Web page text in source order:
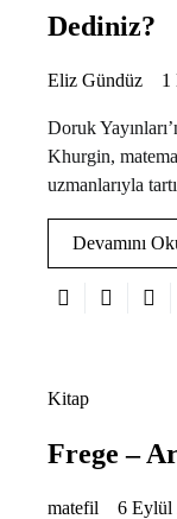
Dediniz?
Eliz Gündüz 1
Doruk
Khurgin,
uzmanlarıyla
Devamını
Kitap
Frege –
matefil 6 Eylül